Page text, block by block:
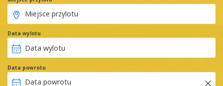
Data wylotu
Data powrotu